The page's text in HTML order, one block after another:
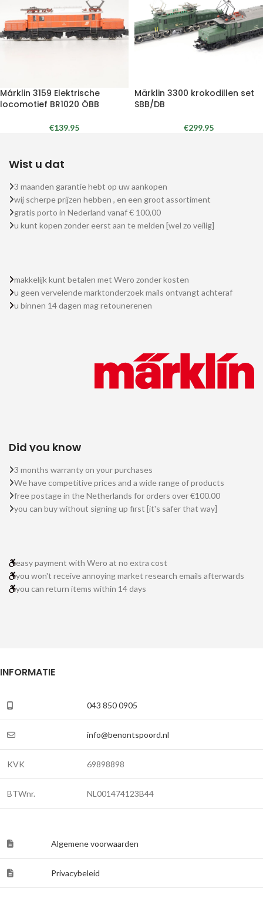
Márklin 3159 Elektrische
locomotief BR1020 ÖBB
€139.95
Märklin 3300 krokodillen set
SBB/DB
€299.95
Wist u dat
3 maanden garantie hebt op uw aankopen
wij scherpe prijzen hebben , en een groot assortiment
gratis porto in Nederland vanaf € 100,00
u kunt kopen zonder eerst aan te melden [wel zo veilig]
makkelijk kunt betalen met Wero zonder kosten
u geen vervelende marktonderzoek mails ontvangt achteraf
u binnen 14 dagen mag retounerenen
Did you know
3 months warranty on your purchases
We have competitive prices and a wide range of products
free postage in the Netherlands for orders over €100.00
you can buy without signing up first [it's safer that way]
easy payment with Wero at no extra cost
you won't receive annoying market research emails afterwards
you can return items within 14 days
INFORMATIE
043 850 0905
info@benontspoord.nl
KVK 69898898
BTWnr. NL001474123B44
Algemene voorwaarden
Privacybeleid